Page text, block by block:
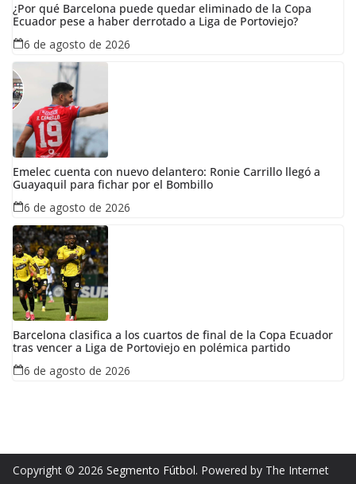
¿Por qué Barcelona puede quedar eliminado de la Copa
Ecuador pese a haber derrotado a Liga de Portoviejo?
6 de agosto de 2026
Emelec cuenta con nuevo delantero: Ronie Carrillo llegó a
Guayaquil para fichar por el Bombillo
6 de agosto de 2026
Barcelona clasifica a los cuartos de final de la Copa Ecuador
tras vencer a Liga de Portoviejo en polémica partido
6 de agosto de 2026
Copyright © 2026 Segmento Fútbol. Powered by The Internet